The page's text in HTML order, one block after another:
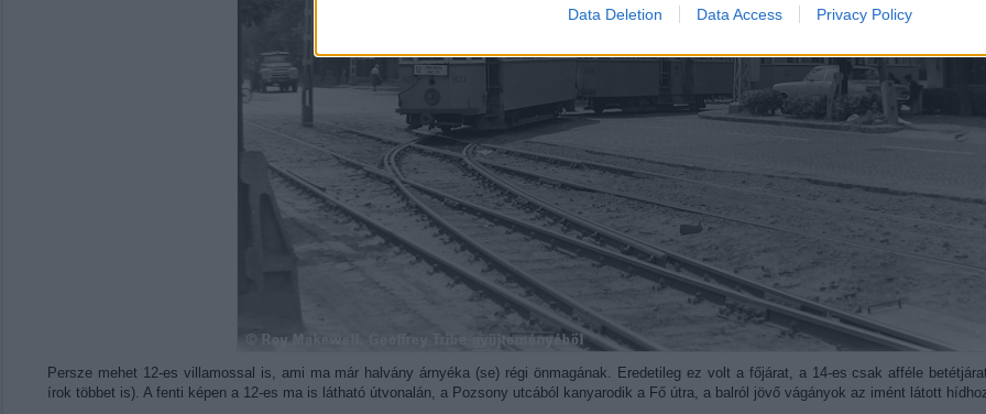
Data Deletion Data Access Privacy Policy
Persze mehet 12-es villamossal is, ami ma már halvány árnyéka (se) régi önmagának. Eredetileg ez volt a főjárat, a 14-es csak afféle
írok többet is). A fenti képen a 12-es ma is látható útvonalán, a Pozsony utcából kanyarodik a Fő útra, a balról jövő vágányok az imént látott